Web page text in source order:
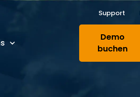
Support
Demo
buchen